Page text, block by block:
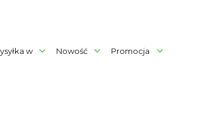
w Nowość Promocja